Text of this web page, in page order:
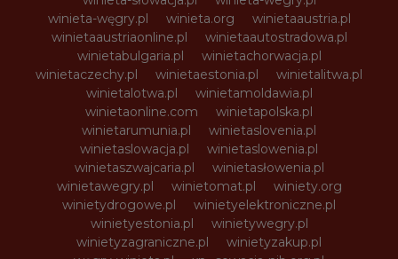
winieta-węgry.pl
winieta.org
winietaaustria.pl
winietaaustriaonline.pl
winietaautostradowa.pl
winietabulgaria.pl
winietachorwacja.pl
winietaczechy.pl
winietaestonia.pl
winietalitwa.pl
winietalotwa.pl
winietamoldawia.pl
winietaonline.com
winietapolska.pl
winietarumunia.pl
winietaslovenia.pl
winietaslowacja.pl
winietaslowenia.pl
winietaszwajcaria.pl
winietasłowenia.pl
winietawegry.pl
winietomat.pl
winiety.org
winietydrogowe.pl
winietyelektroniczne.pl
winietyestonia.pl
winietywegry.pl
winietyzagraniczne.pl
winietyzakup.pl